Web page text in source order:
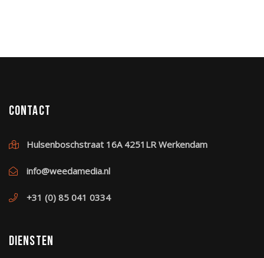
Contact
Hulsenboschstraat 16A 4251LR Werkendam
info@weedamedia.nl
+31 (0) 85 041 0334
Diensten